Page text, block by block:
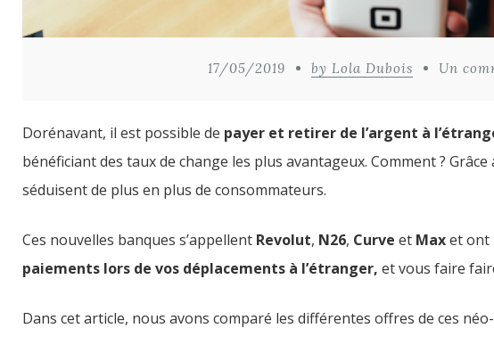
17/05/2019 by Lola Dubois Un
Dorénavant, il est possible de payer et retirer de l’argent à
bénéficiant des taux de change les plus avantageux. Comment ?
séduisent de plus en plus de consommateurs.
Ces nouvelles banques s’appellent Revolut, N26, Curve et Maxet ont
paiements lors de vos déplacements à l’étranger, et vous faire
Dans cet article, nous avons comparé les différentes offres de ces